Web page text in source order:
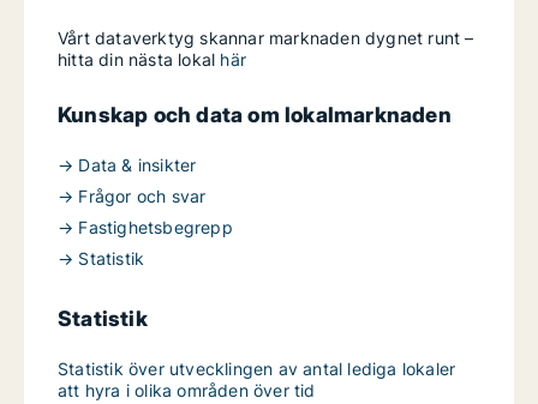
Vårt dataverktyg skannar marknaden dygnet runt –
hitta din nästa lokal här
Kunskap och data om lokalmarknaden
→ Data & insikter
→ Frågor och svar
→ Fastighetsbegrepp
→ Statistik
Statistik
Statistik över utvecklingen av antal lediga lokaler
att hyra i olika områden över tid